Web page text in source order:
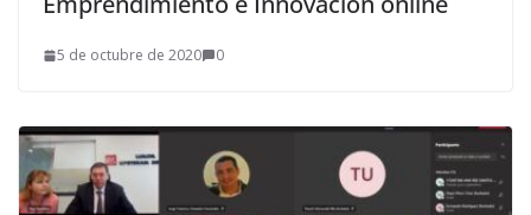
5 de octubre de 2020 0